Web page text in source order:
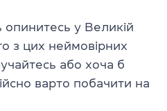
у Великій
з цих неймовірних
або хоча б
варто побачити на